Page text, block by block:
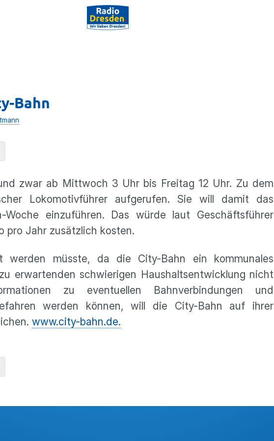
Bahn
zwar ab Mittwoch 3 Uhr bis Freitag 12 Uhr. Zu dem
Lokomotivführer aufgerufen. Sie will damit das
einzuführen. Das würde laut Geschäftsführer
pro Jahr zusätzlich kosten.
werden müsste, da die City-Bahn ein kommunales
erwartenden schwierigen Haushaltsentwicklung nicht
zu eventuellen Bahnverbindungen und
werden können, will die City-Bahn auf ihrer
www.city-bahn.de.